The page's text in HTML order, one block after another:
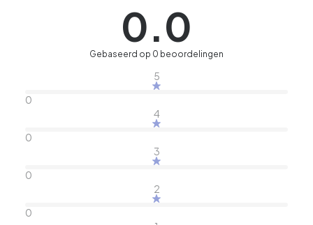
0.0
Gebaseerd op 0 beoordelingen
5
0
4
0
3
0
2
0